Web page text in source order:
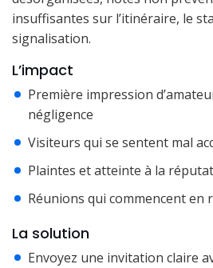
insuffisantes sur l’itinéraire, le
signalisation.
L’impact
Première impression
négligence
Visiteurs qui se sentent mal
Plaintes et atteinte à la
Réunions qui commencent en
La solution
Envoyez une invitation claire